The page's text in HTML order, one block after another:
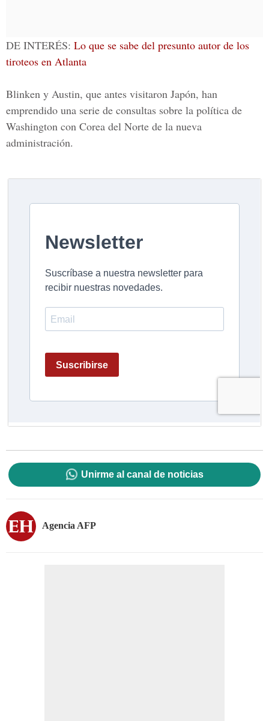
DE INTERÉS: Lo que se sabe del presunto autor de los
tiroteos en Atlanta
Blinken y Austin, que antes visitaron Japón, han
emprendido una serie de consultas sobre la política de
Washington con Corea del Norte de la nueva
administración.
Unirme al canal de noticias
Agencia AFP